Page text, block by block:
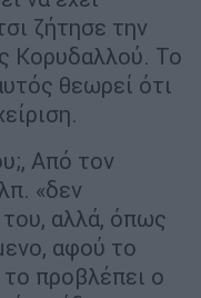
ζήτησε την
Κορυδαλλού. Το
θεωρεί ότι
Από τον
«δεν
του, αλλά, όπως
αφού το
το προβλέπει ο